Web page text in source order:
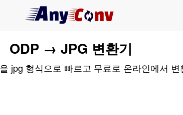
ODP → JPG 변환기
jpg 형식으로 빠르고 무료로 온라인에서